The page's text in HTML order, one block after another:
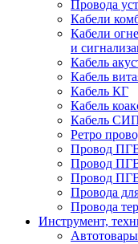
Провода
Кабели
Кабели
и
Кабель
Кабель
Кабель КГ
Кабель
Кабель
Ретро
Провод
Провод
Провод
Провода
Провода
Инструмент,
Автотовары